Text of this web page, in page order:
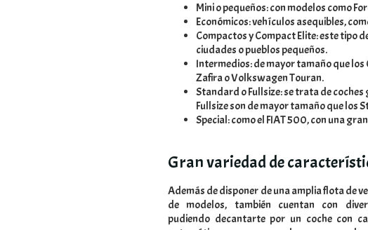
Mini o pequeños: con modelos como
Económicos: vehículos asequibles,
Compactos y Compact Elite: este tipo
ciudades o pueblos pequeños.
Intermedios: de mayor tamaño que
Zafira o Volkswagen Touran.
Standard o Fullsize: se trata de
Fullsize son de mayor tamaño que los
Special: como el FIAT 500, con una
Gran variedad de
Además de disponer de una amplia flota de
de modelos, también cuentan con
pudiendo decantarte por un coche con